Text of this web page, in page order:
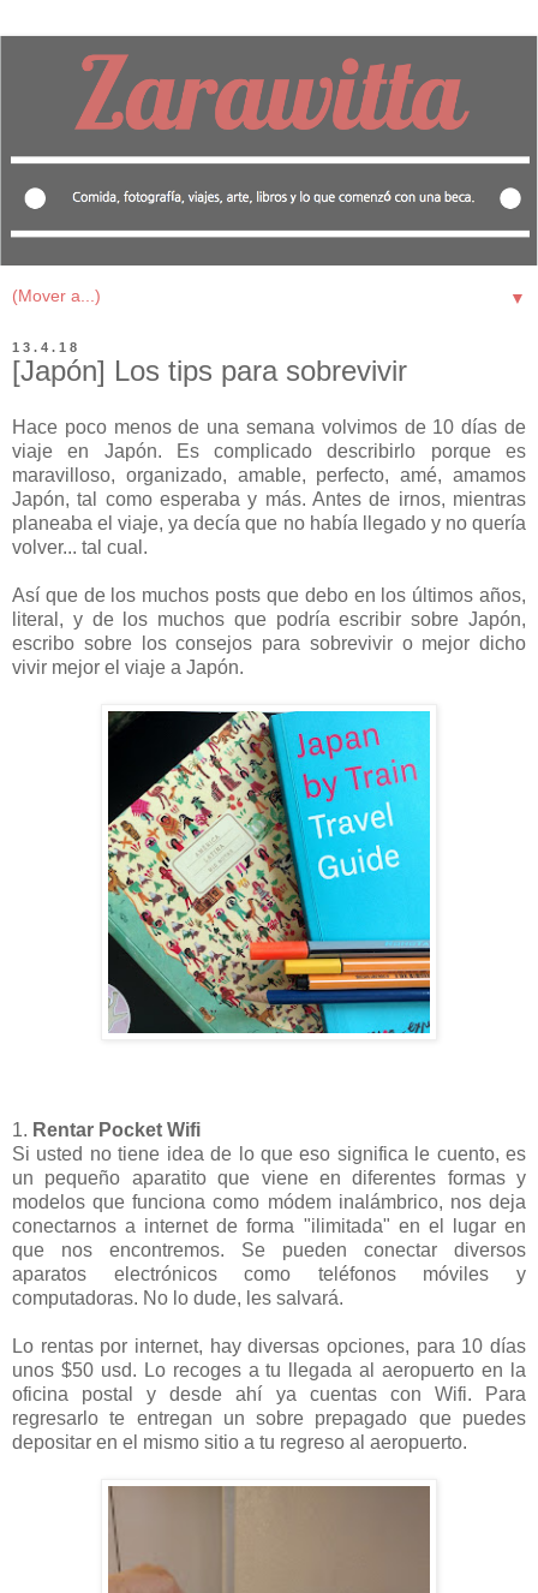
▼
13.4.18
[Japón] Los tips para sobrevivir
Hace poco menos de una semana volvimos de 10 días de
viaje en Japón. Es complicado describirlo porque es
maravilloso, organizado, amable, perfecto, amé, amamos
Japón, tal como esperaba y más. Antes de irnos, mientras
planeaba el viaje, ya decía que no había llegado y no quería
volver... tal cual.
Así que de los muchos posts que debo en los últimos años,
literal, y de los muchos que podría escribir sobre Japón,
escribo sobre los consejos para sobrevivir o mejor dicho
vivir mejor el viaje a Japón.
1. Rentar Pocket Wifi
Si usted no tiene idea de lo que eso significa le cuento, es
un pequeño aparatito que viene en diferentes formas y
modelos que funciona como módem inalámbrico, nos deja
conectarnos a internet de forma "ilimitada" en el lugar en
que nos encontremos. Se pueden conectar diversos
aparatos electrónicos como teléfonos móviles y
computadoras. No lo dude, les salvará.
Lo rentas por internet, hay diversas opciones, para 10 días
unos $50 usd. Lo recoges a tu llegada al aeropuerto en la
oficina postal y desde ahí ya cuentas con Wifi. Para
regresarlo te entregan un sobre prepagado que puedes
depositar en el mismo sitio a tu regreso al aeropuerto.